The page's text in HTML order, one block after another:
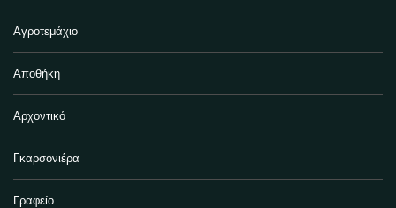
Αγροτεμάχιο
Αποθήκη
Αρχοντικό
Γκαρσονιέρα
Γραφείο